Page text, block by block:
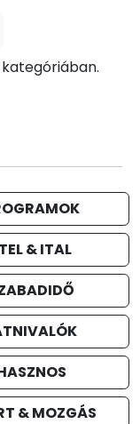
& ITAL
& MOZGÁS